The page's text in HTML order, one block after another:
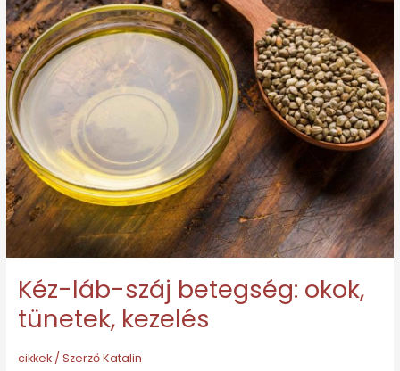
Kéz-láb-száj betegség: okok,
tünetek, kezelés
cikkek/ SzerzőKatalin
tünetek,
kezelés